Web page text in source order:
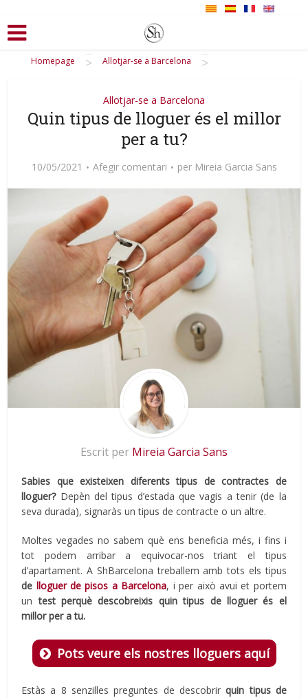
Homepage > Allotjar-se a Barcelona >
Allotjar-se a Barcelona
Quin tipus de lloguer és el millor
per a tu?
10/05/2021 Afegir comentari per Mireia Garcia Sans
Escrit per Mireia Garcia Sans
Sabies que existeixen diferents tipus de contractes de
lloguer?Depèn del tipus d’estada que vagis a tenir (de la
seva durada), signaràs un tipus de contracte o un altre.
Moltes vegades no sabem què ens beneficia més, i fins i
tot podem arribar a equivocar-nos triant el tipus
d’apartament. A ShBarcelona treballem amb tots els tipus
de lloguer de pisos a Barcelona, i per això avui et portem
untest perquè descobreixis quin tipus de lloguer és el
millor per a tu.
Pots veure els nostres lloguers aquí
Estàs a 8 senzilles preguntes de descobrirquin tipus de